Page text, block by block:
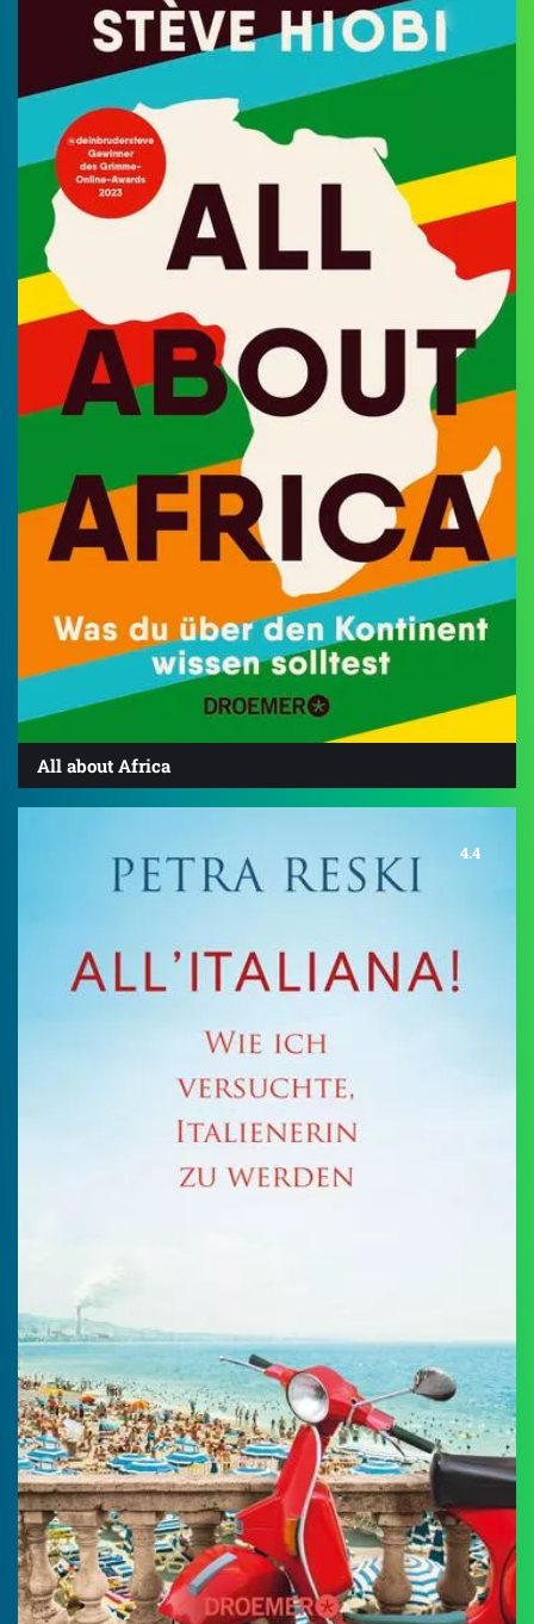
All about Africa
4.4